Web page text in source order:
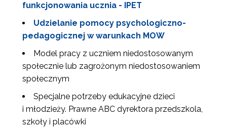
funkcjonowania ucznia - IPET
Udzielanie pomocy psychologiczno-
pedagogicznej w warunkach MOW
Model pracy z uczniem niedostosowanym
społecznie lub zagrożonym niedostosowaniem
społecznym
Specjalne potrzeby edukacyjne dzieci
i młodzieży. Prawne ABC dyrektora przedszkola,
szkoły i placówki